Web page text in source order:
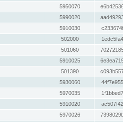
5950070
5990020
5910030
502000
501060
5910025
501390
5930060
5970035
5910020
5970026